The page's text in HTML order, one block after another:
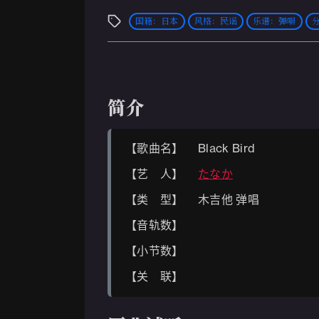
国籍：日本 风格：民谣 乐谱：弹唱
简介
【歌曲名】 Black Bird
【艺 人】 たなか
【类 型】 木吉他 弹唱
【音轨数】
【小节数】
【关 联】